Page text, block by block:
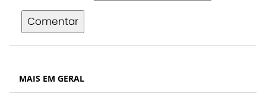
Comentar
MAIS EM GERAL